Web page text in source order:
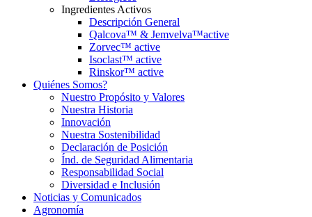
Ingredientes Activos
Descripción General
Qalcova™ & Jemvelva™active
Zorvec™ active
Isoclast™ active
Rinskor™ active
Quiénes Somos?
Nuestro Propósito y Valores
Nuestra Historia
Innovación
Nuestra Sostenibilidad
Declaración de Posición
Índ. de Seguridad Alimentaria
Responsabilidad Social
Diversidad e Inclusión
Noticias y Comunicados
Agronomía